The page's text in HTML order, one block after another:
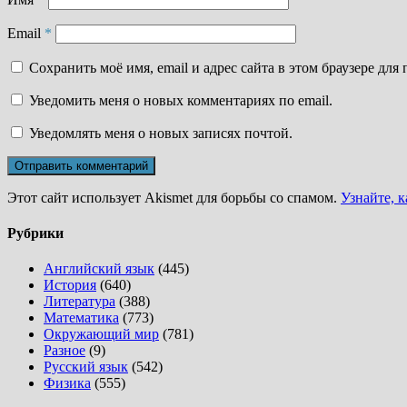
Email *
Сохранить моё имя, email и адрес сайта в этом браузере
Уведомить меня о новых комментариях по email.
Уведомлять меня о новых записях почтой.
Этот сайт использует Akismet для борьбы со спамом. Узнайте,
Рубрики
Английский язык (445)
История (640)
Литература (388)
Математика (773)
Окружающий мир (781)
Разное (9)
Русский язык (542)
Физика (555)